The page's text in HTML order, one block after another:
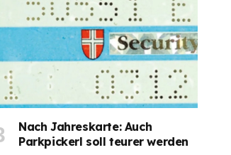
Nach Jahreskarte: Auch
Parkpickerl soll teurer werden